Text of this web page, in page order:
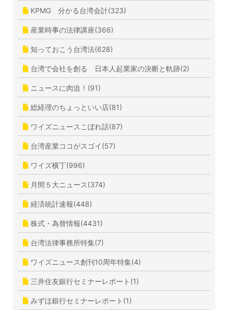
KPMG 分かる台湾会計(323)
産業時事の法律講座(366)
知っておこう台湾法(628)
台湾で会社を創る 日本人起業家の決断と軌跡(2)
ニュースに肉迫！(91)
総経理のちょっといい店(81)
ワイズニュースこぼれ話(87)
台湾産業ココがスゴイ(57)
ワイズ横丁(996)
月間５大ニュース(374)
経済統計速報(448)
株式・為替情報(4431)
台湾法律事務所特集(7)
ワイズニュース創刊10周年特集(4)
三井住友銀行セミナーレポート(1)
みずほ銀行セミナーレポート(1)